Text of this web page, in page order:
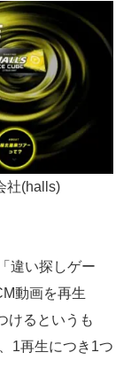
社(halls)
違い探しゲー
動画を再生
けるというも
1再生につき1つ